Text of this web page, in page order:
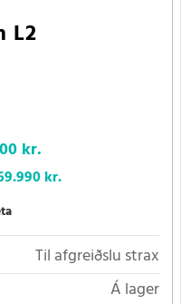
L2
kr.
kr.
Til afgreiðslu strax
Á lager